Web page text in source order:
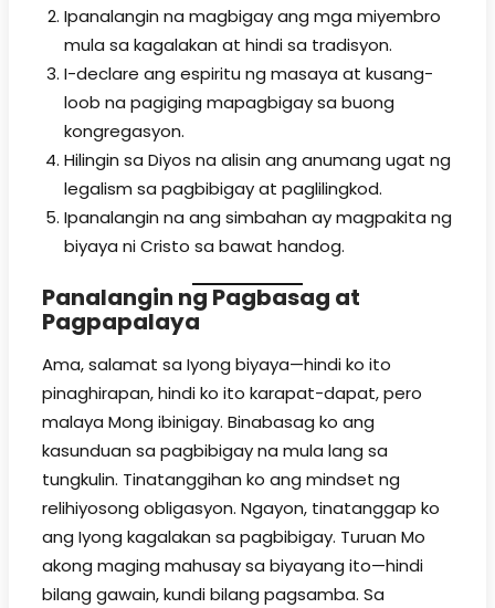
Ipanalangin na magbigay ang mga miyembro
mula sa kagalakan at hindi sa tradisyon.
I-declare ang espiritu ng masaya at kusang-
loob na pagiging mapagbigay sa buong
kongregasyon.
Hilingin sa Diyos na alisin ang anumang ugat ng
legalism sa pagbibigay at paglilingkod.
Ipanalangin na ang simbahan ay magpakita ng
biyaya ni Cristo sa bawat handog.
Panalangin ng Pagbasag at
Pagpapalaya
Ama, salamat sa Iyong biyaya—hindi ko ito
pinaghirapan, hindi ko ito karapat-dapat, pero
malaya Mong ibinigay. Binabasag ko ang
kasunduan sa pagbibigay na mula lang sa
tungkulin. Tinatanggihan ko ang mindset ng
relihiyosong obligasyon. Ngayon, tinatanggap ko
ang Iyong kagalakan sa pagbibigay. Turuan Mo
akong maging mahusay sa biyayang ito—hindi
bilang gawain, kundi bilang pagsamba. Sa